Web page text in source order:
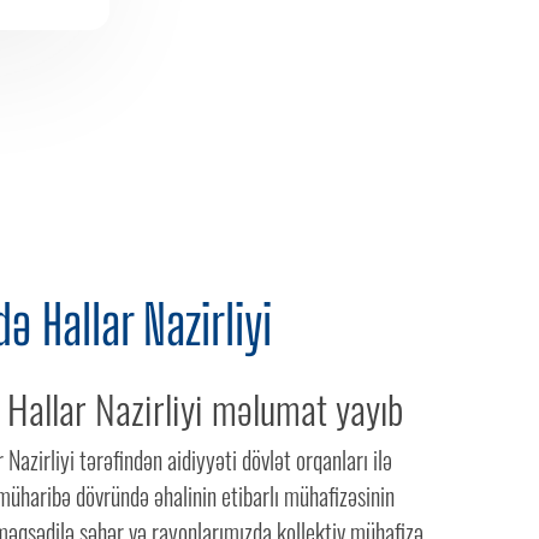
Hallar Nazirliyi
Nazirliyi məlumat yayıb
Nazirliyi tərəfindən aidiyyəti dövlət orqanları ilə
dövründə əhalinin etibarlı mühafizəsinin
şəhər və rayonlarımızda kollektiv mühafizə